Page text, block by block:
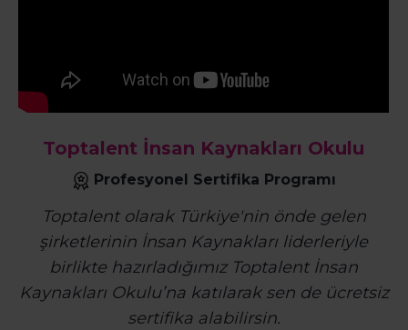
Toptalent İnsan Kaynakları Okulu
Profesyonel Sertifika Programı
Toptalent olarak Türkiye'nin önde gelen
şirketlerinin İnsan Kaynakları liderleriyle
birlikte hazırladığımız Toptalent İnsan
Kaynakları Okulu’na katılarak sen de ücretsiz
sertifika alabilirsin.